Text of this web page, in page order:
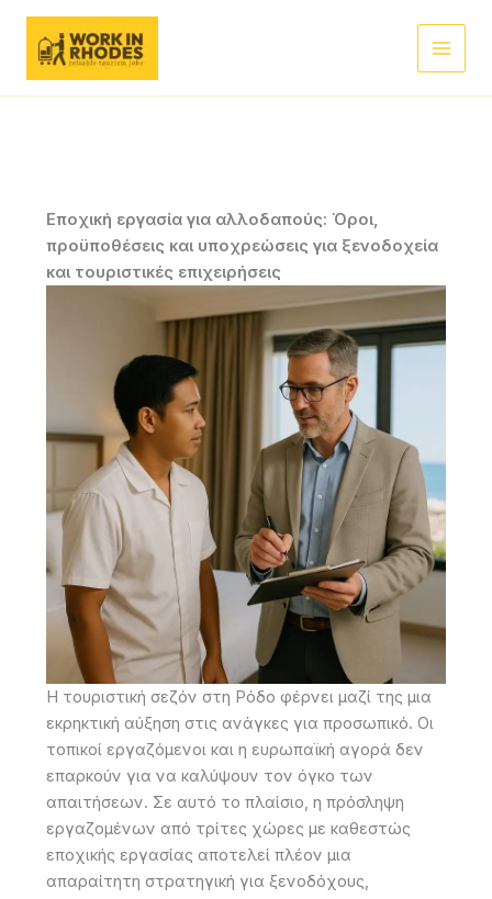
Μετάβαση
περιεχόμενο
Εποχική εργασία για αλλοδαπούς: Όροι,
προϋποθέσεις και υποχρεώσεις για ξενοδοχεία
και τουριστικές επιχειρήσεις
Η τουριστική σεζόν στη Ρόδο φέρνει μαζί της μια
εκρηκτική αύξηση στις ανάγκες για προσωπικό. Οι
τοπικοί εργαζόμενοι και η ευρωπαϊκή αγορά δεν
επαρκούν για να καλύψουν τον όγκο των
απαιτήσεων. Σε αυτό το πλαίσιο, η πρόσληψη
εργαζομένων από τρίτες χώρες με καθεστώς
εποχικής εργασίας αποτελεί πλέον μια
απαραίτητη στρατηγική για ξενοδόχους,